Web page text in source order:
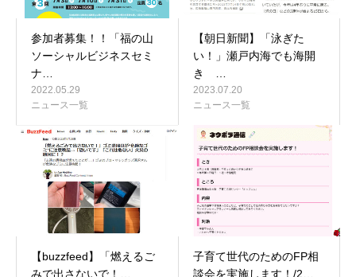
参加者募集！！「福の山
ソーシャルビジネスセミ
ナ…
2022.05.29
ニュース一覧
【朝日新聞】「泳ぎた
い！」瀬戸内海でも海開
き …
2023.07.20
ニュース一覧
【buzzfeed】「燃えるご
みで出さないで！…
子育て世代のためのFP相
談会を実施します！/2…